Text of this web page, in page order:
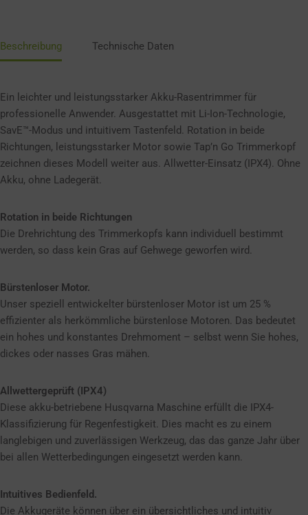
Beschreibung Technische Daten
Ein leichter und leistungsstarker Akku-Rasentrimmer für
professionelle Anwender. Ausgestattet mit Li-Ion-Technologie,
SavE™-Modus und intuitivem Tastenfeld. Rotation in beide
Richtungen, leistungsstarker Motor sowie Tap’n Go Trimmerkopf
zeichnen dieses Modell weiter aus. Allwetter-Einsatz (IPX4). Ohne
Akku, ohne Ladegerät.
Rotation in beide Richtungen
Die Drehrichtung des Trimmerkopfs kann individuell bestimmt
werden, so dass kein Gras auf Gehwege geworfen wird.
Bürstenloser Motor.
Unser speziell entwickelter bürstenloser Motor ist um 25 %
effizienter als herkömmliche bürstenlose Motoren. Das bedeutet
ein hohes und konstantes Drehmoment – selbst wenn Sie hohes,
dickes oder nasses Gras mähen.
Allwettergeprüft (IPX4)
Diese akku-betriebene Husqvarna Maschine erfüllt die IPX4-
Klassifizierung für Regenfestigkeit. Dies macht es zu einem
langlebigen und zuverlässigen Werkzeug, das das ganze Jahr über
bei allen Wetterbedingungen eingesetzt werden kann.
Intuitives Bedienfeld.
Die Akkugeräte können über ein übersichtliches und intuitiv